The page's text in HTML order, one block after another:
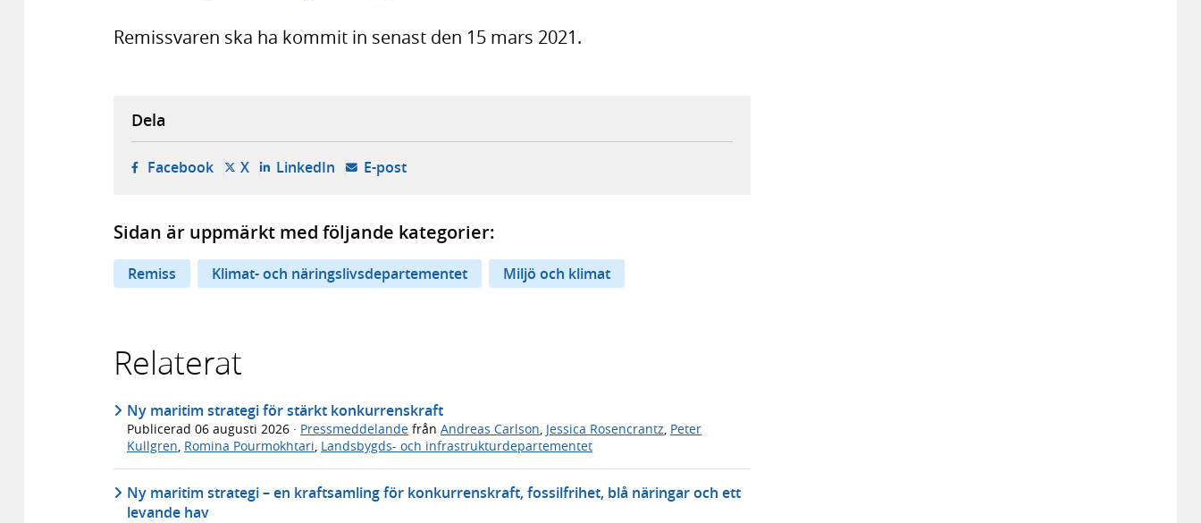
Remissvaren ska ha kommit in senast den 15 mars 2021.
Dela
Facebook- öppnas i ny flik, extern webbplats,
X- öppnas i ny flik, extern webbplats,
LinkedIn- öppnas i ny flik, extern webbplats,
E-post- öppnar din e-postklient,
Sidan är uppmärkt med följande kategorier:
Remiss Klimat- och näringslivsdepartementet Miljö och klimat
Relaterat
Ny maritim strategi för stärkt konkurrenskraft
Publicerad 06 augusti 2026 · Pressmeddelande från Andreas Carlson, Jessica Rosencrantz, Peter
Kullgren, Romina Pourmokhtari, Landsbygds- och infrastrukturdepartementet
Ny maritim strategi – en kraftsamling för konkurrenskraft, fossilfrihet, blå näringar och ett
levande hav